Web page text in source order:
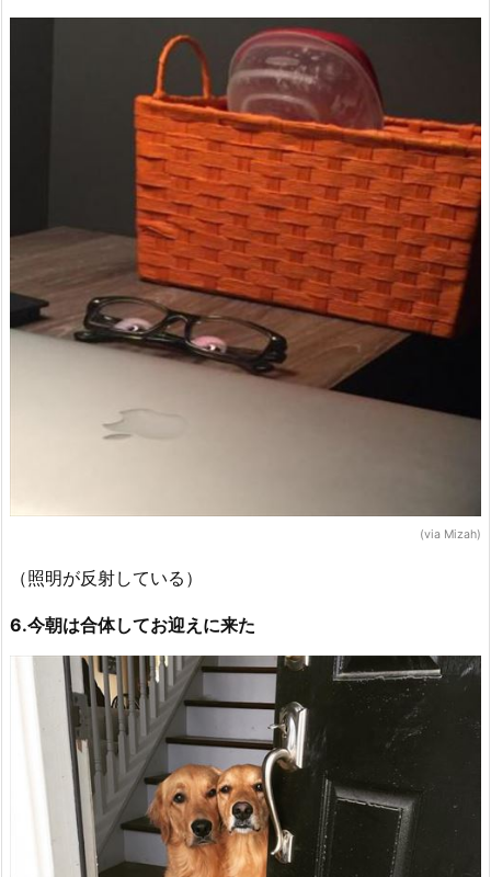
(via Mizah)
（照明が反射している）
6.今朝は合体してお迎えに来た